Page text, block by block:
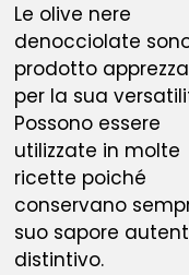
Le olive nere
denocciolate
prodotto
per la sua
Possono essere
utilizzate in molte
ricette poiché
conservano
suo sapore
distintivo.